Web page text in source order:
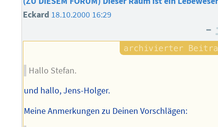
Eckard 18.10.2000 16:29
–
Hallo Stefan.
und hallo, Jens-Holger.
Meine Anmerkungen zu Deinen Vorschlägen: